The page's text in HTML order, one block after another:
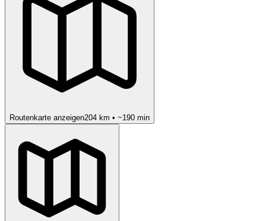
Routenkarte anzeigen204 km • ~190 min